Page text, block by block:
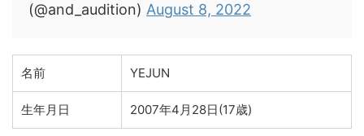
(@and_audition) August 8, 2022
名前 YEJUN
生年月日 2007年4月28日(17歳)